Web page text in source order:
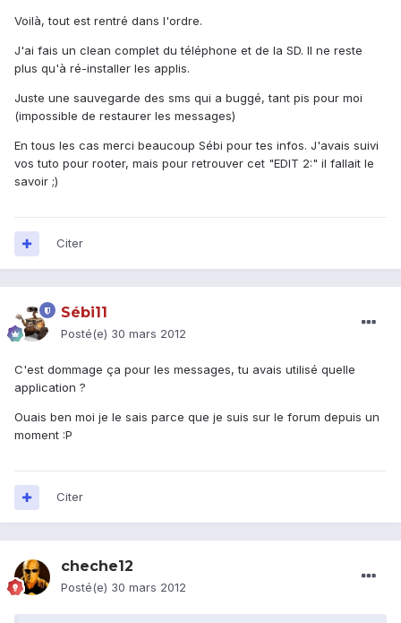
Voilà, tout est rentré dans l'ordre.
J'ai fais un clean complet du téléphone et de la SD. Il ne reste
plus qu'à ré-installer les applis.
Juste une sauvegarde des sms qui a buggé, tant pis pour moi
(impossible de restaurer les messages)
En tous les cas merci beaucoup Sébi pour tes infos. J'avais suivi
vos tuto pour rooter, mais pour retrouver cet "EDIT 2:" il fallait le
savoir ;)
Citer
Sébi11
Posté(e) 30 mars 2012
C'est dommage ça pour les messages, tu avais utilisé quelle
application ?
Ouais ben moi je le sais parce que je suis sur le forum depuis un
moment :P
Citer
cheche12
Posté(e) 30 mars 2012